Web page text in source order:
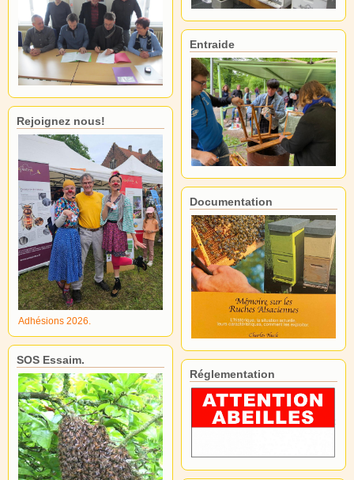
Rejoignez nous!
Adhésions 2026.
SOS Essaim.
Entraide
Documentation
Réglementation